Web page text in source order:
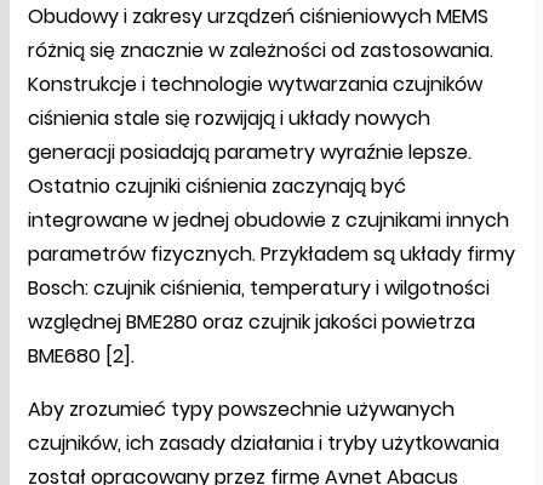
Obudowy i zakresy urządzeń ciśnieniowych MEMS
różnią się znacznie w zależności od zastosowania.
Konstrukcje i technologie wytwarzania czujników
ciśnienia stale się rozwijają i układy nowych
generacji posiadają parametry wyraźnie lepsze.
Ostatnio czujniki ciśnienia zaczynają być
integrowane w jednej obudowie z czujnikami innych
parametrów fizycznych. Przykładem są układy firmy
Bosch: czujnik ciśnienia, temperatury i wilgotności
względnej BME280 oraz czujnik jakości powietrza
BME680 [2].
Aby zrozumieć typy powszechnie używanych
czujników, ich zasady działania i tryby użytkowania
został opracowany przez firmę Avnet Abacus